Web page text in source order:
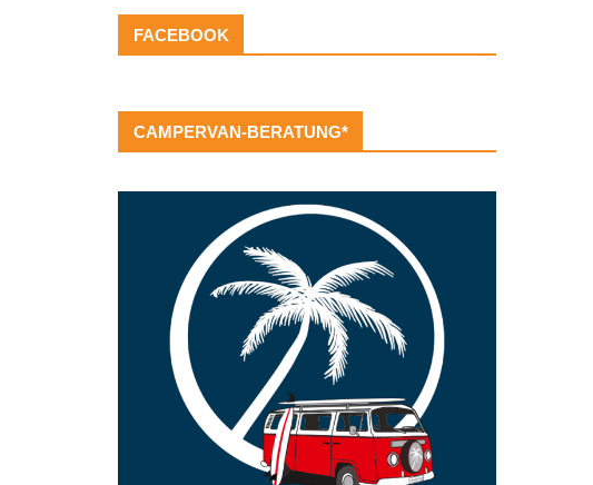
FACEBOOK
CAMPERVAN-BERATUNG*